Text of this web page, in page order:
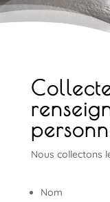
Nous collectons
Nom